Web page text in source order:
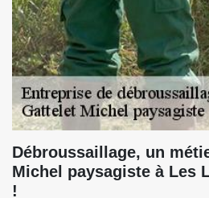
Débroussaillage, un
Michel paysagiste à Les
!